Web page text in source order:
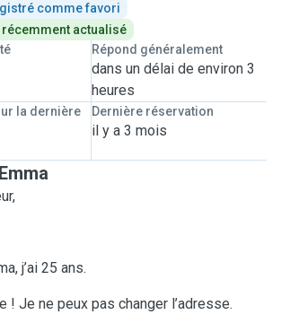
comme favori
actualisé
Répond généralement
dans un délai de environ 3
heures
la dernière
Dernière réservation
il y a 3 mois
j’ai 25 ans.
! Je ne peux pas changer l’adresse.